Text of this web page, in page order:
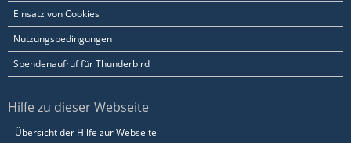
Einsatz von Cookies
Nutzungsbedingungen
Spendenaufruf für Thunderbird
Hilfe zu dieser Webseite
Übersicht der Hilfe zur Webseite